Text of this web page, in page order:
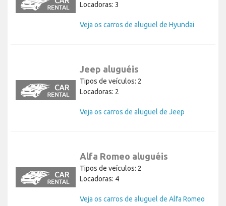
Locadoras: 3
Veja os carros de aluguel de Hyundai
Jeep aluguéis
Tipos de veículos: 2
Locadoras: 2
Veja os carros de aluguel de Jeep
Alfa Romeo aluguéis
Tipos de veículos: 2
Locadoras: 4
Veja os carros de aluguel de Alfa Romeo